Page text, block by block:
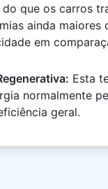
que os carros
ainda maiores
em
Esta
normalmente
geral.